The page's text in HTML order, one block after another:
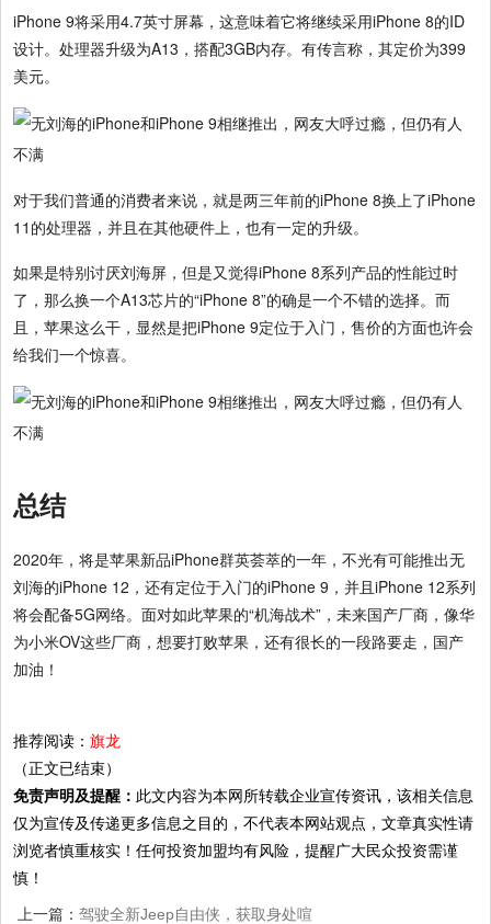
iPhone 9将采用4.7英寸屏幕，这意味着它将继续采用iPhone 8的ID
设计。处理器升级为A13，搭配3GB内存。有传言称，其定价为399
美元。
对于我们普通的消费者来说，就是两三年前的iPhone 8换上了iPhone
11的处理器，并且在其他硬件上，也有一定的升级。
如果是特别讨厌刘海屏，但是又觉得iPhone 8系列产品的性能过时
了，那么换一个A13芯片的“iPhone 8”的确是一个不错的选择。而
且，苹果这么干，显然是把iPhone 9定位于入门，售价的方面也许会
给我们一个惊喜。
总结
2020年，将是苹果新品iPhone群英荟萃的一年，不光有可能推出无
刘海的iPhone 12，还有定位于入门的iPhone 9，并且iPhone 12系列
将会配备5G网络。面对如此苹果的“机海战术”，未来国产厂商，像华
为小米OV这些厂商，想要打败苹果，还有很长的一段路要走，国产
加油！
推荐阅读：旗龙
（正文已结束）
免责声明及提醒： 此文内容为本网所转载企业宣传资讯，该相关信息
仅为宣传及传递更多信息之目的，不代表本网站观点，文章真实性请
浏览者慎重核实！任何投资加盟均有风险，提醒广大民众投资需谨
慎！
上一篇： 驾驶全新Jeep自由侠，获取身处喧